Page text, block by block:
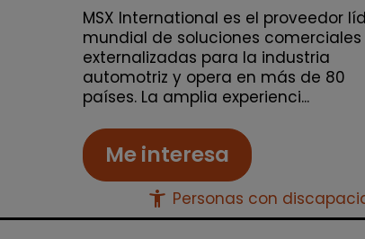
MSX International es el proveedor
mundial de soluciones comerciales
externalizadas para la industria
automotriz y opera en más de 80
países. La amplia experienci...
Me interesa
accessibility_new Personas con